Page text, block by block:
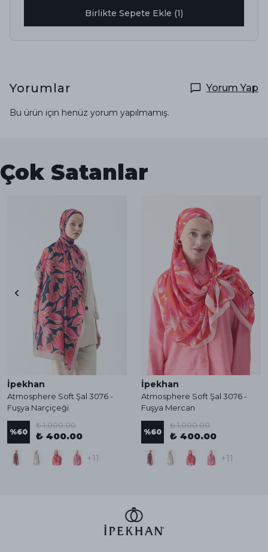
Birlikte Sepete Ekle (1)
Yorumlar Yorum Yap
Bu ürün için henüz yorum yapılmamış.
Çok Satanlar
İpekhan
Atmosphere Soft Şal 3076 -
Fuşya Narçiçeği
%60
₺ 1,000.00
₺ 400.00
+11
İpekhan
Atmosphere Soft Şal 3076 -
Fuşya Mercan
%60
₺ 1,000.00
₺ 400.00
+11